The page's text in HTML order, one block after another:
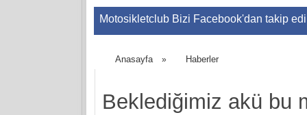
Motosikletclub Bizi Facebook'dan takip
Anasayfa » Haberler
Beklediğimiz akü bu